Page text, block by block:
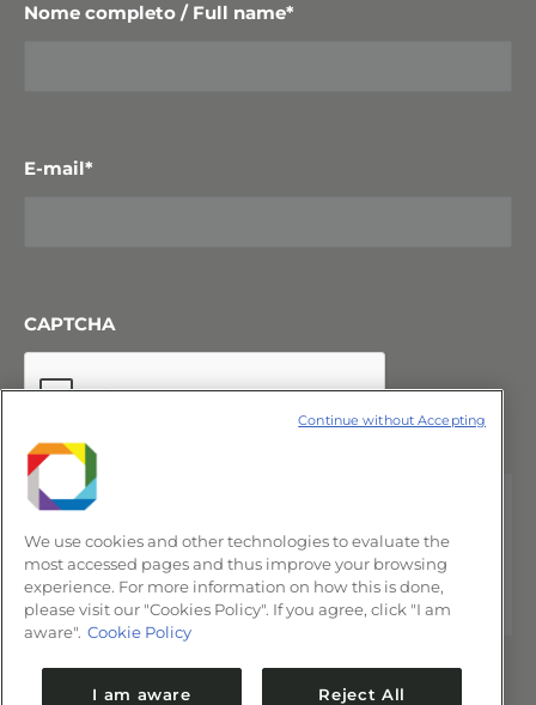
Nome completo / Full name*
E-mail*
CAPTCHA
We use cookies and other technologies to evaluate the
most accessed pages and thus improve your browsing
experience. For more information on how this is done,
please visit our "Cookies Policy". If you agree, click "I am
aware". Cookie Policy
I am aware Reject All
Continue without Accepting